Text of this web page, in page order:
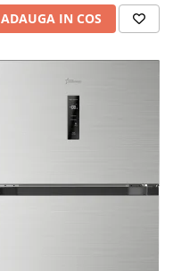
ADAUGA IN COS